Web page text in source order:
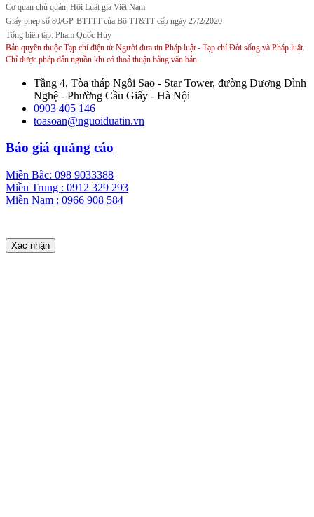
Cơ quan chủ quản: Hội Luật gia Việt Nam
Giấy phép số 80/GP-BTTTT của Bộ TT&TT cấp ngày 27/2/2020
Tổng biên tập: Phạm Quốc Huy
Bản quyền thuộc Tạp chí điện tử Người đưa tin Pháp luật - Tạp chí Đời sống và Pháp luật.
Chỉ được phép dẫn nguồn khi có thoả thuận bằng văn bản.
Tầng 4, Tòa tháp Ngôi Sao - Star Tower, đường Dương Đình
Nghệ - Phường Cầu Giấy - Hà Nội
0903 405 146
toasoan@nguoiduatin.vn
Báo giá quảng cáo
Miền Bắc: 098 9033388
Miền Trung : 0912 329 293
Miền Nam : 0966 908 584